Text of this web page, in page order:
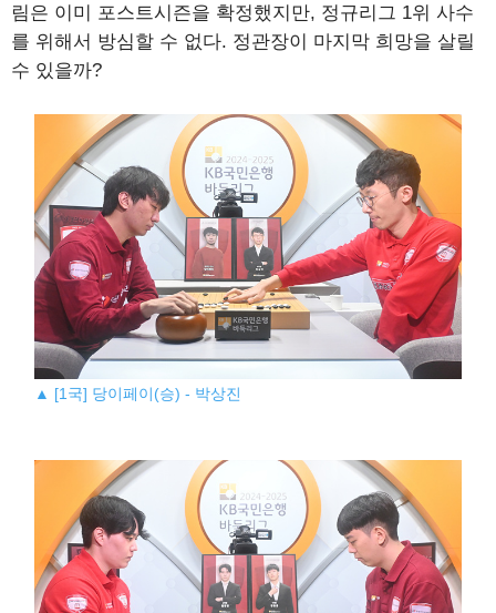
림은 이미 포스트시즌을 확정했지만, 정규리그 1위 사수
를 위해서 방심할 수 없다. 정관장이 마지막 희망을 살릴
수 있을까?
▲ [1국] 당이페이(승) - 박상진